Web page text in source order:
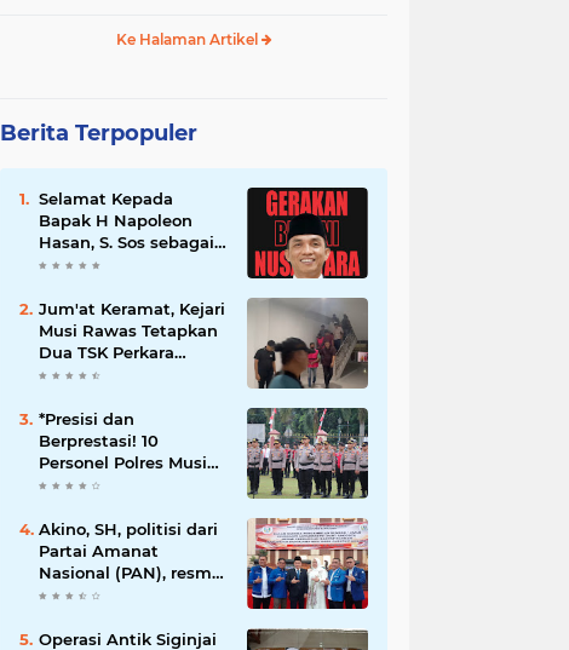
Ke Halaman Artikel
Berita Terpopuler
Selamat Kepada
Bapak H Napoleon
Hasan, S. Sos sebagai
Ketua DPD G. BRAN
Jum'at Keramat, Kejari
Musi Rawas Tetapkan
Dua TSK Perkara
Dugaan Korupsi Dana
*Presisi dan
Berprestasi! 10
Personel Polres Musi
Rawas Raih
Bergengsi dari
Kapolda Sumsel*
Akino, SH, politisi dari
Partai Amanat
Nasional (PAN), resmi
dilantik sebagai
Operasi Antik Siginjai